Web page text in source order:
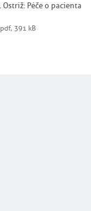
Ostríž: Péče o pacienta
391 kB